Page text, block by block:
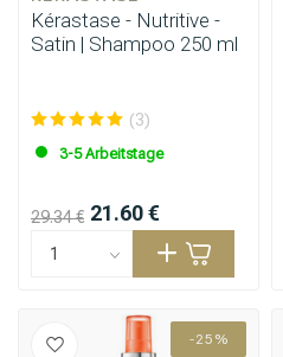
Kérastase - Nutritive -
Satin | Shampoo 250 ml
(3)
3-5 Arbeitstage
29.34 € 21.60 €
-25%